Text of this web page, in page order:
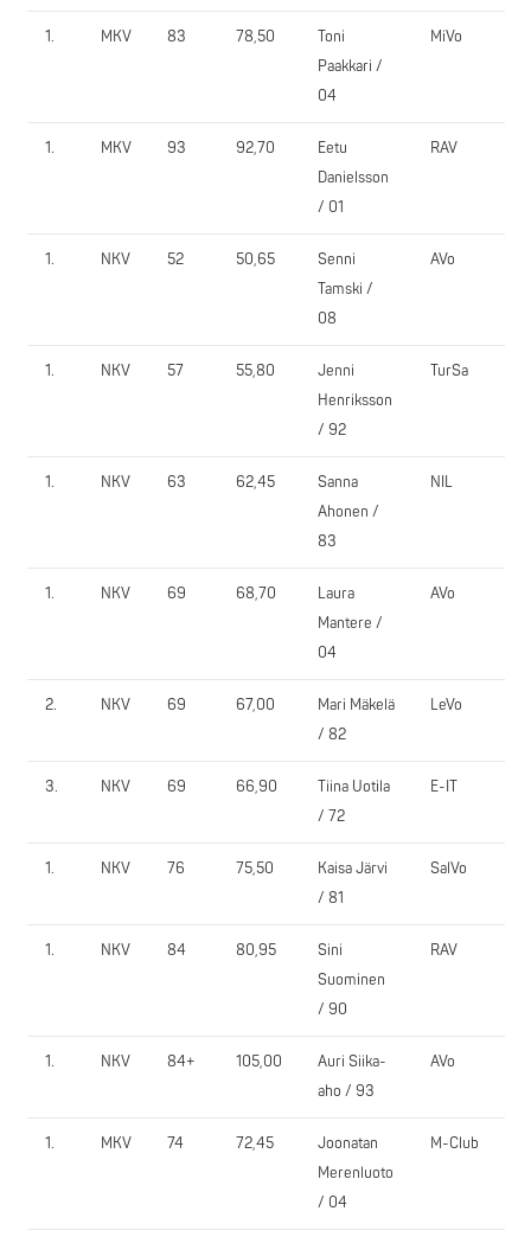
1. MKV 83 78,50
Toni
Paakkari /
04
MiVo
1. MKV 93 92,70
Eetu
Danielsson
/ 01
RAV
1. NKV 52 50,65
Senni
Tamski /
08
AVo
1. NKV 57 55,80
Jenni
Henriksson
/ 92
TurSa
1. NKV 63 62,45
Sanna
Ahonen /
83
NIL
1. NKV 69 68,70
Laura
Mantere /
04
AVo
2. NKV 69 67,00
Mari Mäkelä
/ 82
LeVo
3. NKV 69 66,90
Tiina Uotila
/ 72
E-IT
1. NKV 76 75,50
Kaisa Järvi
/ 81
SalVo
1. NKV 84 80,95
Sini
Suominen
/ 90
RAV
1. NKV 84+ 105,00
Auri Siika-
aho / 93
AVo
1. MKV 74 72,45
Joonatan
Merenluoto
/ 04
M-Club